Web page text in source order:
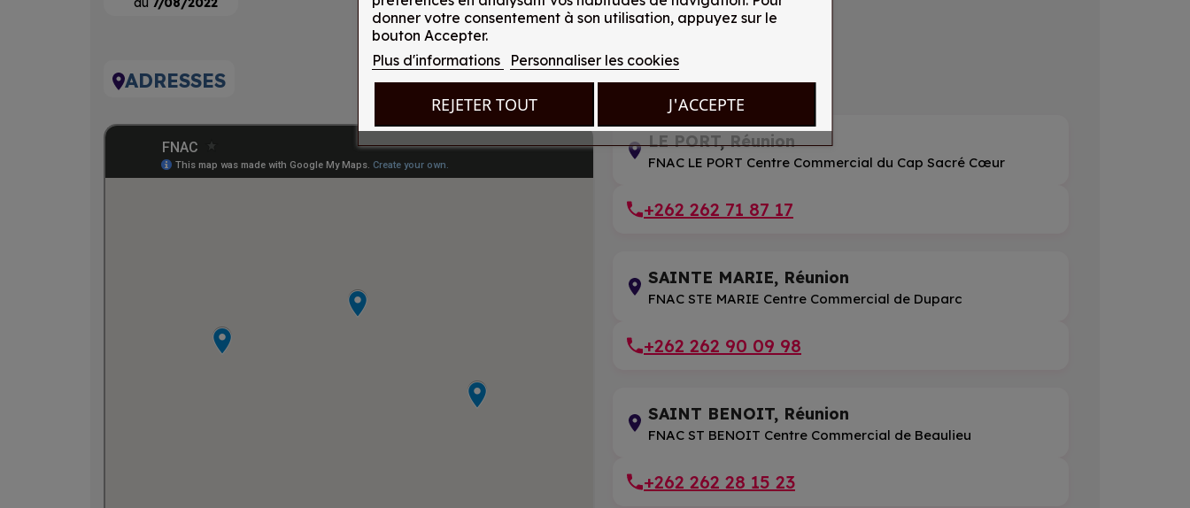
ADRESSES
LE PORT, Réunion
FNAC LE PORT Centre Commercial du Cap Sacré Cœur
+262 262 71 87 17
SAINTE MARIE, Réunion
FNAC STE MARIE Centre Commercial de Duparc
+262 262 90 09 98
SAINT BENOIT, Réunion
FNAC ST BENOIT Centre Commercial de Beaulieu
+262 262 28 15 23
donner votre consentement à son utilisation, appuyez sur le
bouton Accepter.
Plus d'informations
Personnaliser les cookies
REJETER TOUT J'ACCEPTE